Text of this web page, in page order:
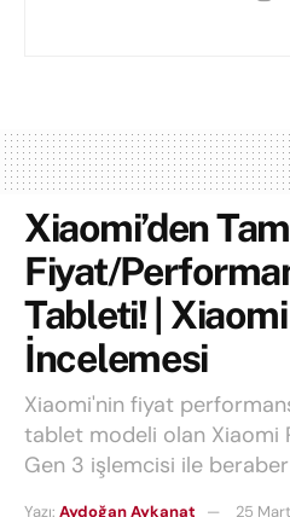
Xiaomi’den
Fiyat/
Tableti! |
İncelemesi
Xiaomi'nin fiyat
tablet modeli olan Xiaomi
Gen 3 işlemcisi ile
Yazı: Aydoğan Aykanat
25